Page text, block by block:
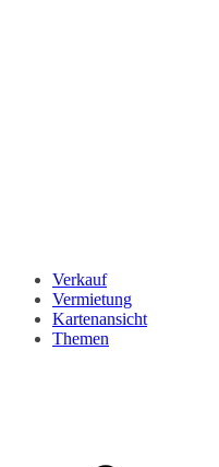
Verkauf
Vermietung
Kartenansicht
Themen